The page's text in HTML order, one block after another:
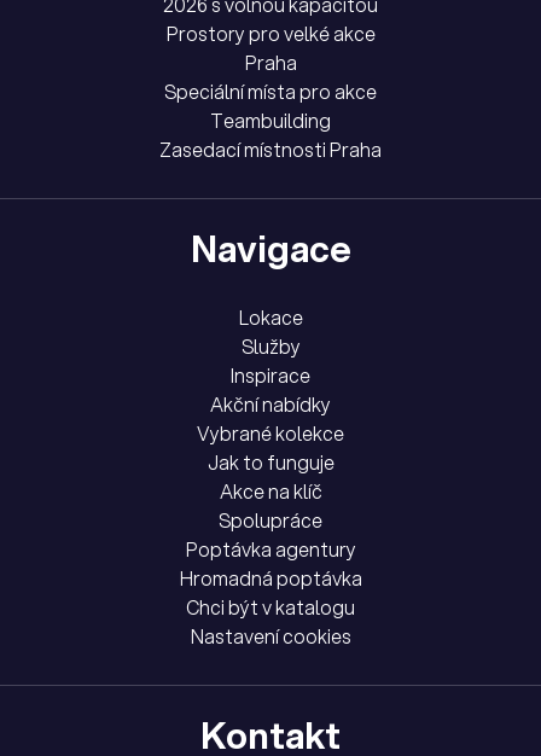
Prostory pro velké akce
Praha
Speciální místa pro akce
Teambuilding
Zasedací místnosti Praha
Navigace
Lokace
Služby
Inspirace
Akční nabídky
Vybrané kolekce
Jak to funguje
Akce na klíč
Spolupráce
Poptávka agentury
Hromadná poptávka
Chci být v katalogu
Nastavení cookies
Kontakt